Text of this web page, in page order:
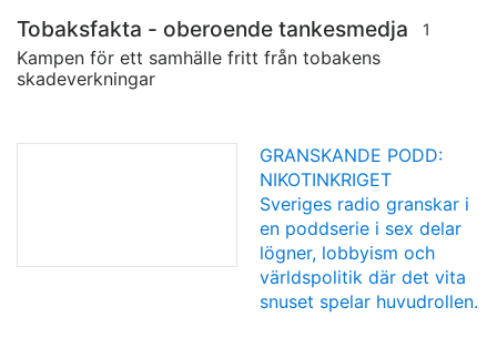
Tobaksfakta - oberoende tankesmedja 1
Kampen för ett samhälle fritt från tobakens
skadeverkningar
GRANSKANDE PODD:
NIKOTINKRIGET
Sveriges radio granskar i
en poddserie i sex delar
lögner, lobbyism och
världspolitik där det vita
snuset spelar huvudrollen.